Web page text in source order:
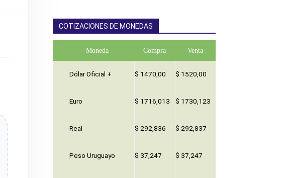
COTIZACIONES DE MONEDAS
Moneda Compra Venta
Dólar Oficial + $ 1470,00 $ 1520,00
Euro $ 1716,013 $ 1730,123
Real $ 292,836 $ 292,837
Peso Uruguayo $ 37,247 $ 37,247